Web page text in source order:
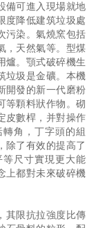
備可進入現場就地
度降低建筑垃圾處
污染。氣燒窯包括
，天然氣等。型煤
爐。顎式破碎機生
垃圾是金礦。本機
開發的新一代磨粉
等顆料狀作物。砌
皮數桿，并對操作
角，丁字頭的組
除了有效的提高了
尺寸實現更大能
上都對未來破碎機
其限抗拉強度比傳